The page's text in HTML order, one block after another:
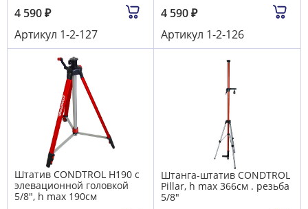
4 590₽
Артикул 1-2-127
4 590₽
Артикул 1-2-126
Штатив CONDTROL H190 с
элевационной головкой
5/8", h max 190см
Штанга-штатив CONDTROL
Pillar, h max 366см . резьба
5/8"